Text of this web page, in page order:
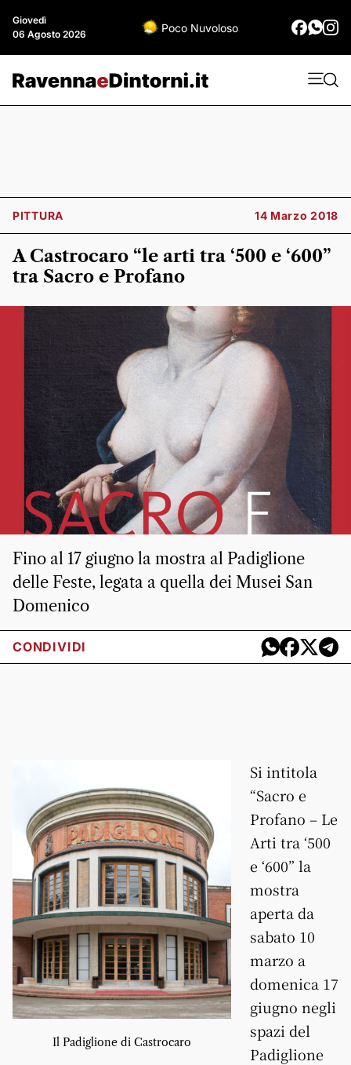
Giovedì
06 Agosto 2026
Poco Nuvoloso
PITTURA 14 Marzo 2018
A Castrocaro “le arti tra ‘500 e ‘600”
tra Sacro e Profano
Fino al 17 giugno la mostra al Padiglione
delle Feste, legata a quella dei Musei San
Domenico
CONDIVIDI
Il Padiglione di Castrocaro
Si intitola
“Sacro e
Profano – Le
Arti tra ‘500
e ‘600” la
mostra
aperta da
sabato 10
marzo a
domenica 17
giugno negli
spazi del
Padiglione